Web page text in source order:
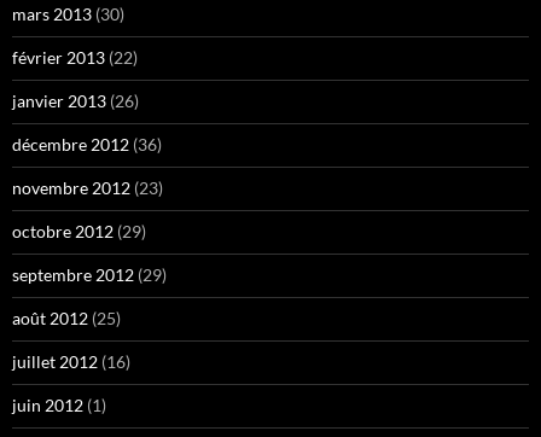
mars 2013 (30)
février 2013 (22)
janvier 2013 (26)
décembre 2012 (36)
novembre 2012 (23)
octobre 2012 (29)
septembre 2012 (29)
août 2012 (25)
juillet 2012 (16)
juin 2012 (1)